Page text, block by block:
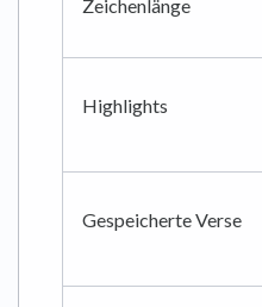
Zeichenlänge
Highlights
Gespeicherte Verse